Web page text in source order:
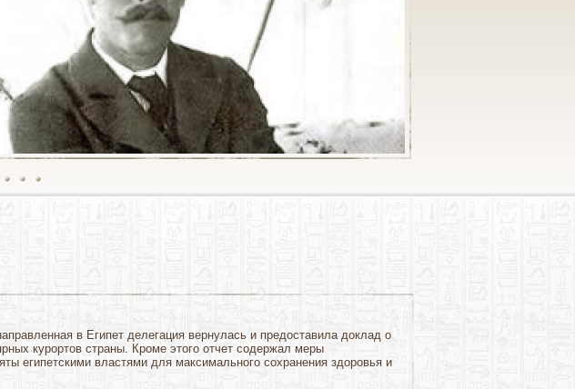
5 6 7
в Египет делегация вернулась и предоставила доклад о
курортов страны. Кроме этого отчет содержал меры
египетскими властями для максимального сохранения здоровья и